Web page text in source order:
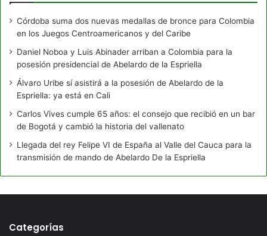
Córdoba suma dos nuevas medallas de bronce para Colombia
en los Juegos Centroamericanos y del Caribe
Daniel Noboa y Luis Abinader arriban a Colombia para la
posesión presidencial de Abelardo de la Espriella
Álvaro Uribe sí asistirá a la posesión de Abelardo de la
Espriella: ya está en Cali
Carlos Vives cumple 65 años: el consejo que recibió en un bar
de Bogotá y cambió la historia del vallenato
Llegada del rey Felipe VI de España al Valle del Cauca para la
transmisión de mando de Abelardo De la Espriella
Categorías